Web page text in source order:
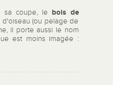
sa coupe, le bois de
(ou pelage de
il porte aussi le nom
est moins imagée :